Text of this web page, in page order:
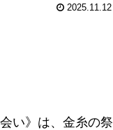
2025.11.12
い》は、金糸の祭